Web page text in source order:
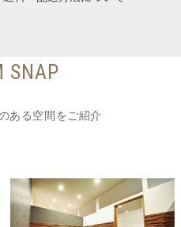
SNAP
ある空間をご紹介